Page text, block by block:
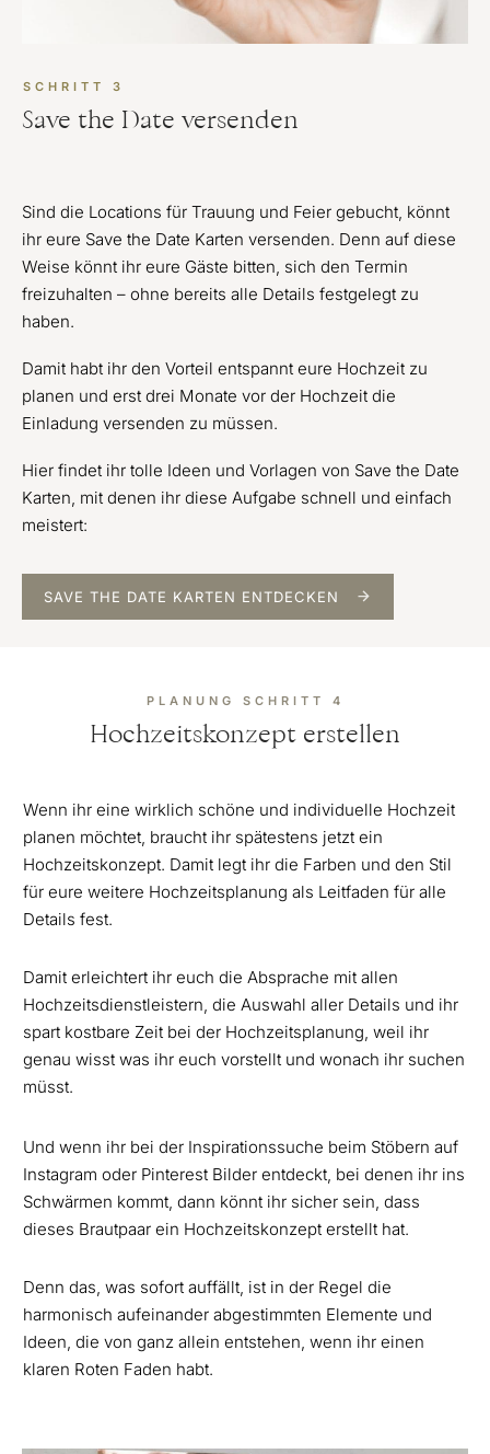
SCHRITT 3
Save the Date versenden
Sind die Locations für Trauung und Feier gebucht, könnt
ihr eure Save the Date Karten versenden. Denn auf diese
Weise könnt ihr eure Gäste bitten, sich den Termin
freizuhalten – ohne bereits alle Details festgelegt zu
haben.
Damit habt ihr den Vorteil entspannt eure Hochzeit zu
planen und erst drei Monate vor der Hochzeit die
Einladung versenden zu müssen.
Hier findet ihr tolle Ideen und Vorlagen von Save the Date
Karten, mit denen ihr diese Aufgabe schnell und einfach
meistert:
SAVE THE DATE KARTEN ENTDECKEN
PLANUNG SCHRITT 4
Hochzeitskonzept erstellen
Wenn ihr eine wirklich schöne und individuelle Hochzeit
planen möchtet, braucht ihr spätestens jetzt ein
Hochzeitskonzept. Damit legt ihr die Farben und den Stil
für eure weitere Hochzeitsplanung als Leitfaden für alle
Details fest.
Damit erleichtert ihr euch die Absprache mit allen
Hochzeitsdienstleistern, die Auswahl aller Details und ihr
spart kostbare Zeit bei der Hochzeitsplanung, weil ihr
genau wisst was ihr euch vorstellt und wonach ihr suchen
müsst.
Und wenn ihr bei der Inspirationssuche beim Stöbern auf
Instagram oder Pinterest Bilder entdeckt, bei denen ihr ins
Schwärmen kommt, dann könnt ihr sicher sein, dass
dieses Brautpaar ein Hochzeitskonzept erstellt hat.
Denn das, was sofort auffällt, ist in der Regel die
harmonisch aufeinander abgestimmten Elemente und
Ideen, die von ganz allein entstehen, wenn ihr einen
klaren Roten Faden habt.